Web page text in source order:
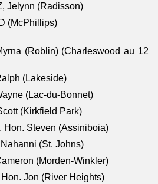
Jelynn (Radisson)
(McPhillips)
(Roblin) (Charleswood au 12
(Lakeside)
(Lac-du-Bonnet)
(Kirkfield Park)
Hon. Steven (Assiniboia)
(St. Johns)
(Morden-Winkler)
Jon (River Heights)